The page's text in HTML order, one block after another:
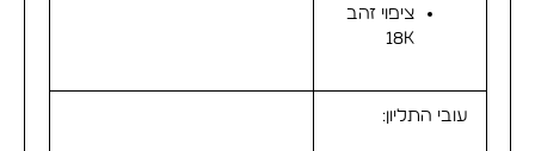
ציפוי זהב
18K
עובי התליון: